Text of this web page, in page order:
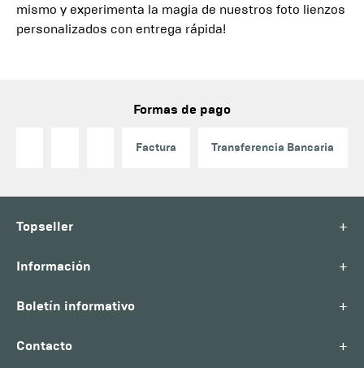
mismo y experimenta la magia de nuestros foto lienzos
personalizados con entrega rápida!
Formas de pago
Factura Transferencia Bancaria
Topseller +
Información +
Boletín informativo +
Contacto +